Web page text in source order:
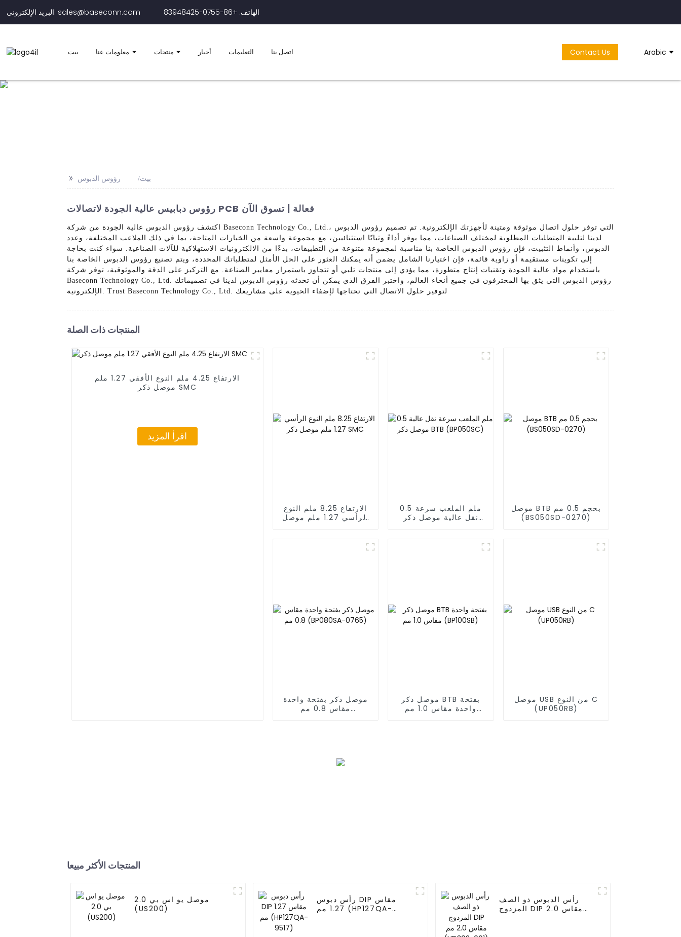
البريد الإلكتروني: sales@baseconn.com الهاتف: +86-0755-83948425
بيت معلومات عنا منتجات أخبار التعليمات اتصل بنا Contact Us Arabic
>> بيت رؤوس الدبوس
رؤوس دبابيس عالية الجودة لاتصالات PCB فعالة | تسوق الآن
اكتشف رؤوس الدبوس عالية الجودة من شركة Baseconn Technology Co., Ltd.، التي توفر حلول اتصال موثوقة ومتينة لأجهزتك الإلكترونية. تم تصميم رؤوس الدبوس
لدينا لتلبية المتطلبات المطلوبة لمختلف الصناعات، مما يوفر أداءً وثباتًا استثنائيين، مع مجموعة واسعة من الخيارات المتاحة، بما في ذلك الملاعب المختلفة، وعدد
الدبوس، وأنماط التثبيت، فإن رؤوس الدبوس الخاصة بنا مناسبة لمجموعة متنوعة من التطبيقات، بدءًا من الالكترونيات الاستهلاكية للآلات الصناعية. سواء كنت بحاجة
إلى تكوينات مستقيمة أو زاوية قائمة، فإن اختيارنا الشامل يضمن أنه يمكنك العثور على الحل الأمثل لمتطلباتك المحددة، ويتم تصنيع رؤوس الدبوس الخاصة بنا
باستخدام مواد عالية الجودة وتقنيات إنتاج متطورة، مما يؤدي إلى منتجات تلبي أو تتجاوز باستمرار معايير الصناعة. مع التركيز على الدقة والموثوقية، توفر شركة
Baseconn Technology Co., Ltd. رؤوس الدبوس التي يثق بها المحترفون في جميع أنحاء العالم، واختبر الفرق الذي يمكن أن تحدثه رؤوس الدبوس لدينا في تصميماتك
الإلكترونية. Trust Baseconn Technology Co., Ltd. لتوفير حلول الاتصال التي تحتاجها لإضفاء الحيوية على مشاريعك
المنتجات ذات الصلة
الارتفاع 4.25 ملم النوع الأفقي 1.27 ملم
موصل ذكر SMC
اقرأ المزيد
الارتفاع 8.25 ملم النوع
الرأسي 1.27 ملم موصل
0.5 ملم الملعب سرعة
نقل عالية موصل ذكر
موصل BTB بحجم 0.5 مم
(BS050SD-0270)
موصل ذكر بفتحة واحدة
مقاس 0.8 مم
موصل ذكر BTB بفتحة
واحدة مقاس 1.0 مم
موصل USB من النوع C
(UP050RB)
المنتجات الأكثر مبيعا
موصل يو اس بي 2.0
(US200)
رأس دبوس DIP مقاس
1.27 مم (HP127QA-
رأس الدبوس ذو الصف
المزدوج DIP مقاس 2.0